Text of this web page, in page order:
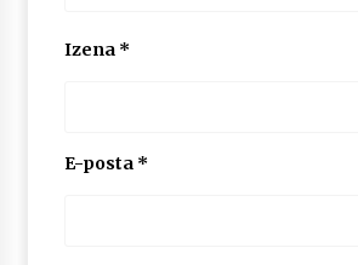
Izena *
E-posta *